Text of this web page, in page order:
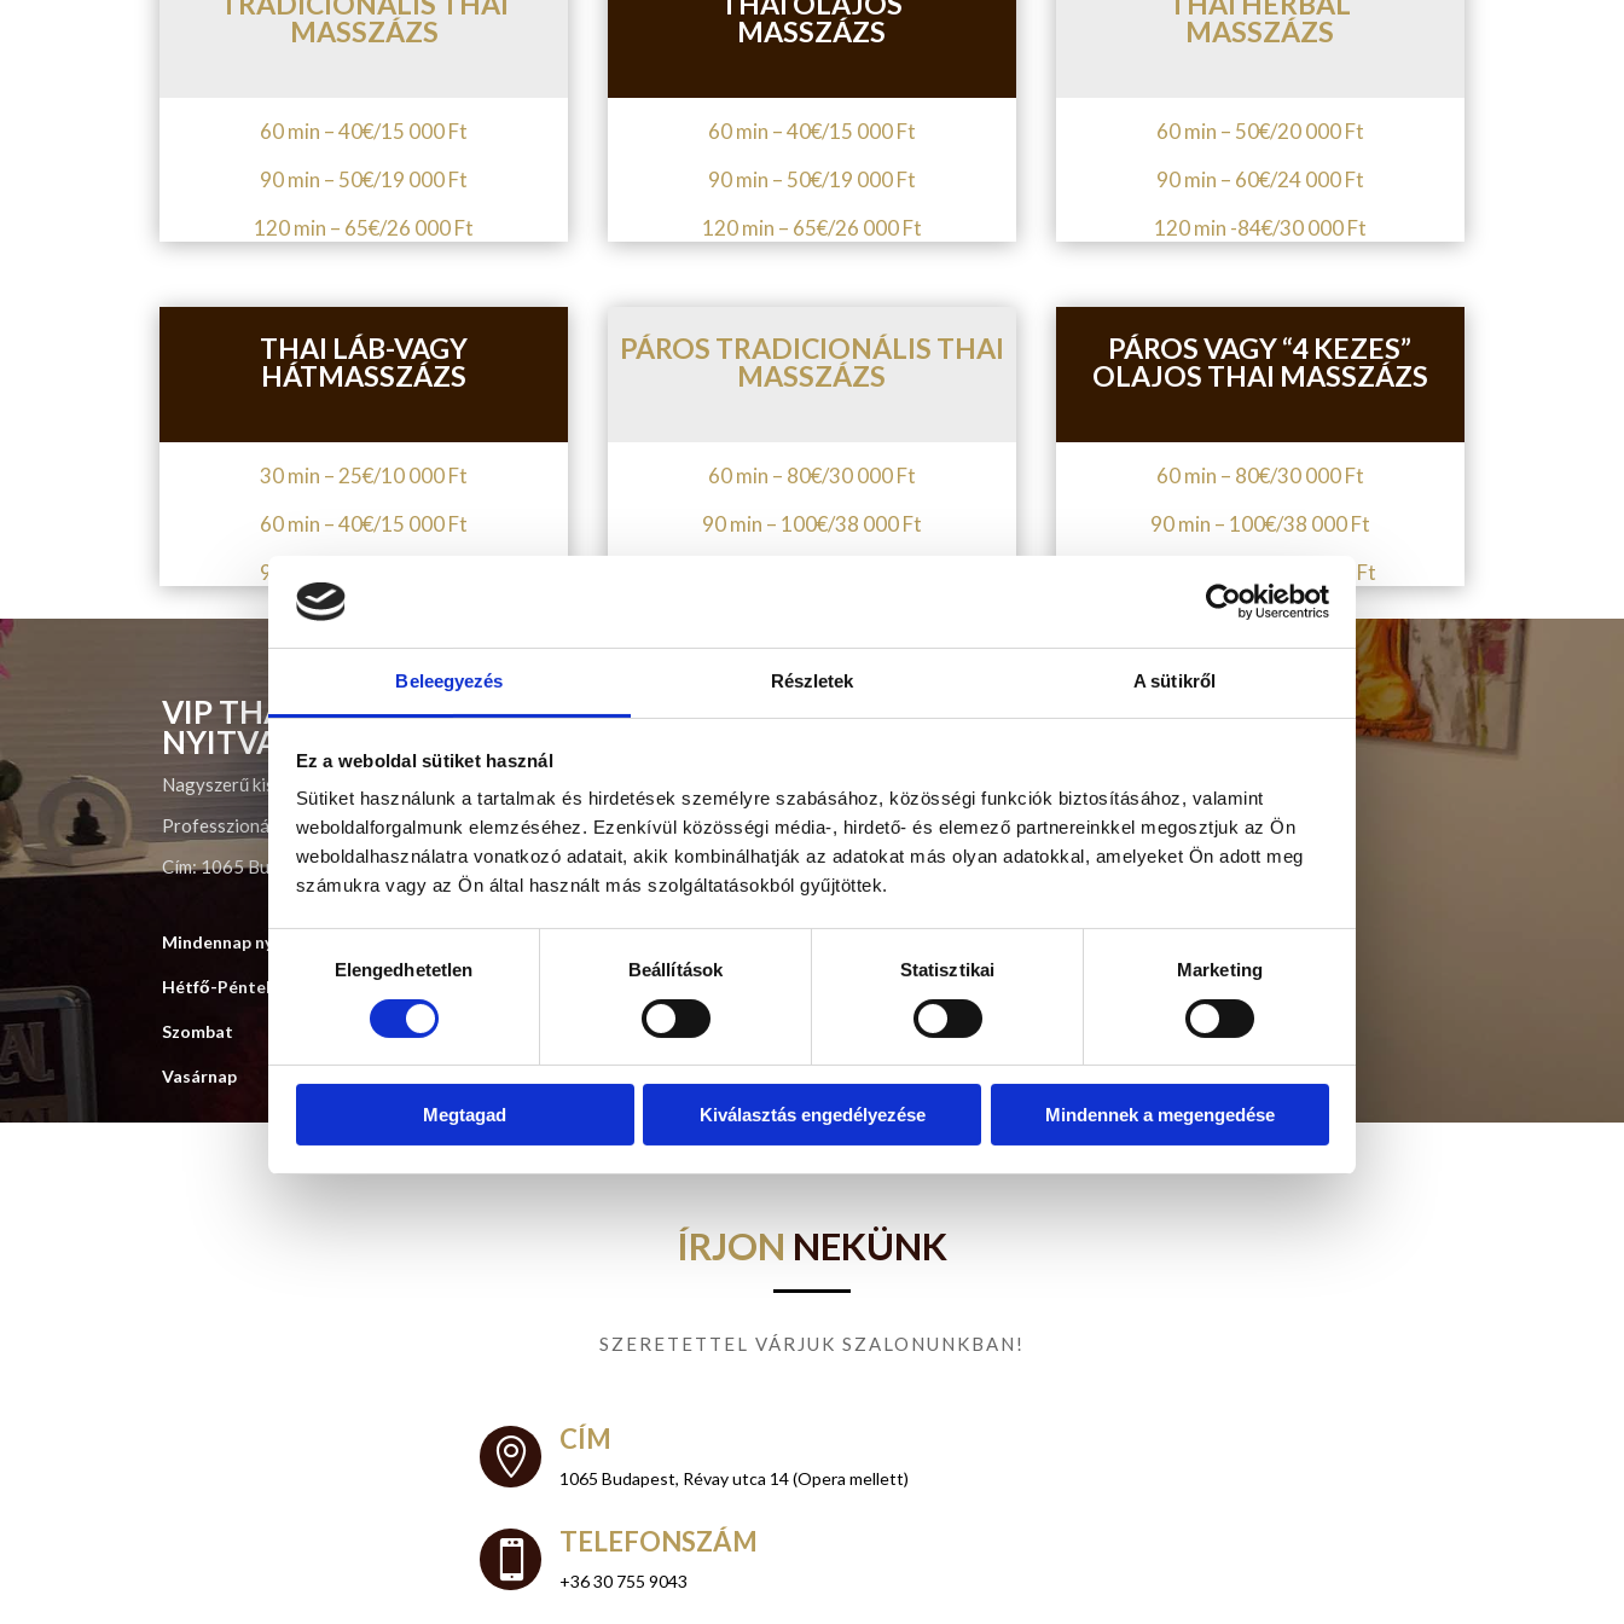
Beleegyezés Részletek A sütikről
Ez a weboldal sütiket használ
Sütiket használunk a tartalmak és hirdetések személyre szabásához, közösségi funkciók biztosításához, valamint
weboldalforgalmunk elemzéséhez. Ezenkívül közösségi média-, hirdető- és elemező partnereinkkel megosztjuk az Ön
weboldalhasználatra vonatkozó adatait, akik kombinálhatják az adatokat más olyan adatokkal, amelyeket Ön adott meg
számukra vagy az Ön által használt más szolgáltatásokból gyűjtöttek.
Hozzájárulás
kiválasztásaElengedhetetlen Beállítások Statisztikai Marketing
Megtagad Kiválasztás engedélyezése Mindennek a megengedése
MASSZÁZS
60 min – 40€/15 000Ft
90 min – 50€/19 000 Ft
120 min – 65€/26 000 Ft
MASSZÁZS
60 min – 40€/15 000Ft
90 min – 50€/19 000 Ft
120 min – 65€/26 000 Ft
MASSZÁZS
60 min – 50€/20000 Ft
90 min – 60€/24000 Ft
120 min -84€/30000 Ft
THAI LÁB-VAGY
HÁTMASSZÁZS
30 min – 25€/10 000 Ft
60 min – 40€/15 000 Ft
90 min – 50
PÁROS TRADICIONÁLIS THAI
MASSZÁZS
60 min – 80€/30000 Ft
90 min – 100€/38 000 Ft
PÁROS VAGY “4 KEZES”
OLAJOS THAI MASSZÁZS
60 min – 80€/30000 Ft
90 min – 100€/38 000 Ft
000 Ft
VIP THAI MASSAGE
NYITVATARTÁS
Nagyszerű kiszolgálás nagyszerű embereknek
Professzionális Thai masszőzeink exkluzív környezetben várják szeretettel leendő és visszatérő vendégeinket!
Cím:1065 Budapest, Révay utca 14 (Opera mellett)
Mindennap nyitva 11
Hétfő-Péntek 11
Szombat
Vasárnap 11
ÍRJON NEKÜNK
SZERETETTEL VÁRJUK SZALONUNKBAN!
 CÍM
1065 Budapest, Révay utca 14 (Opera mellett)
 TELEFONSZÁM
+36 30 755 9043